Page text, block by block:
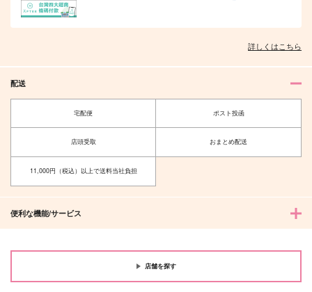
詳しくはこちら
配送
宅配便 ポスト投函
店頭受取 おまとめ配送
11,000円（税込）以上で送料当社負担
便利な機能/サービス
店舗を探す